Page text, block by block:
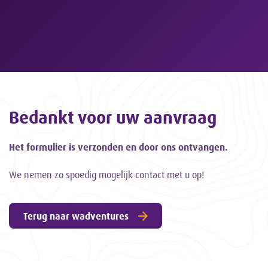
Bedankt voor uw aanvraag
Het formulier is verzonden en door ons ontvangen.
We nemen zo spoedig mogelijk contact met u op!
Terug naar wadventures